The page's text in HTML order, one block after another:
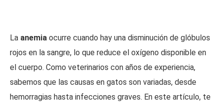
La anemia ocurre cuando hay una disminución de glóbulos
rojos en la sangre, lo que reduce el oxígeno disponible en
el cuerpo. Como veterinarios con años de experiencia,
sabemos que las causas en gatos son variadas, desde
hemorragias hasta infecciones graves. En este artículo, te